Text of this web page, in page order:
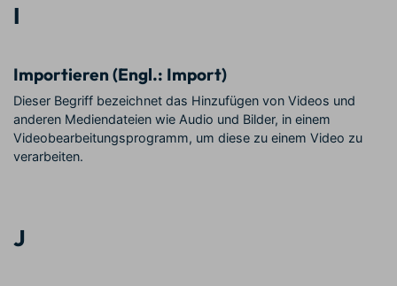
I
Importieren (Engl.: Import)
Dieser Begriff bezeichnet das Hinzufügen von Videos und
anderen Mediendateien wie Audio und Bilder, in einem
Videobearbeitungsprogramm, um diese zu einem Video zu
verarbeiten.
J